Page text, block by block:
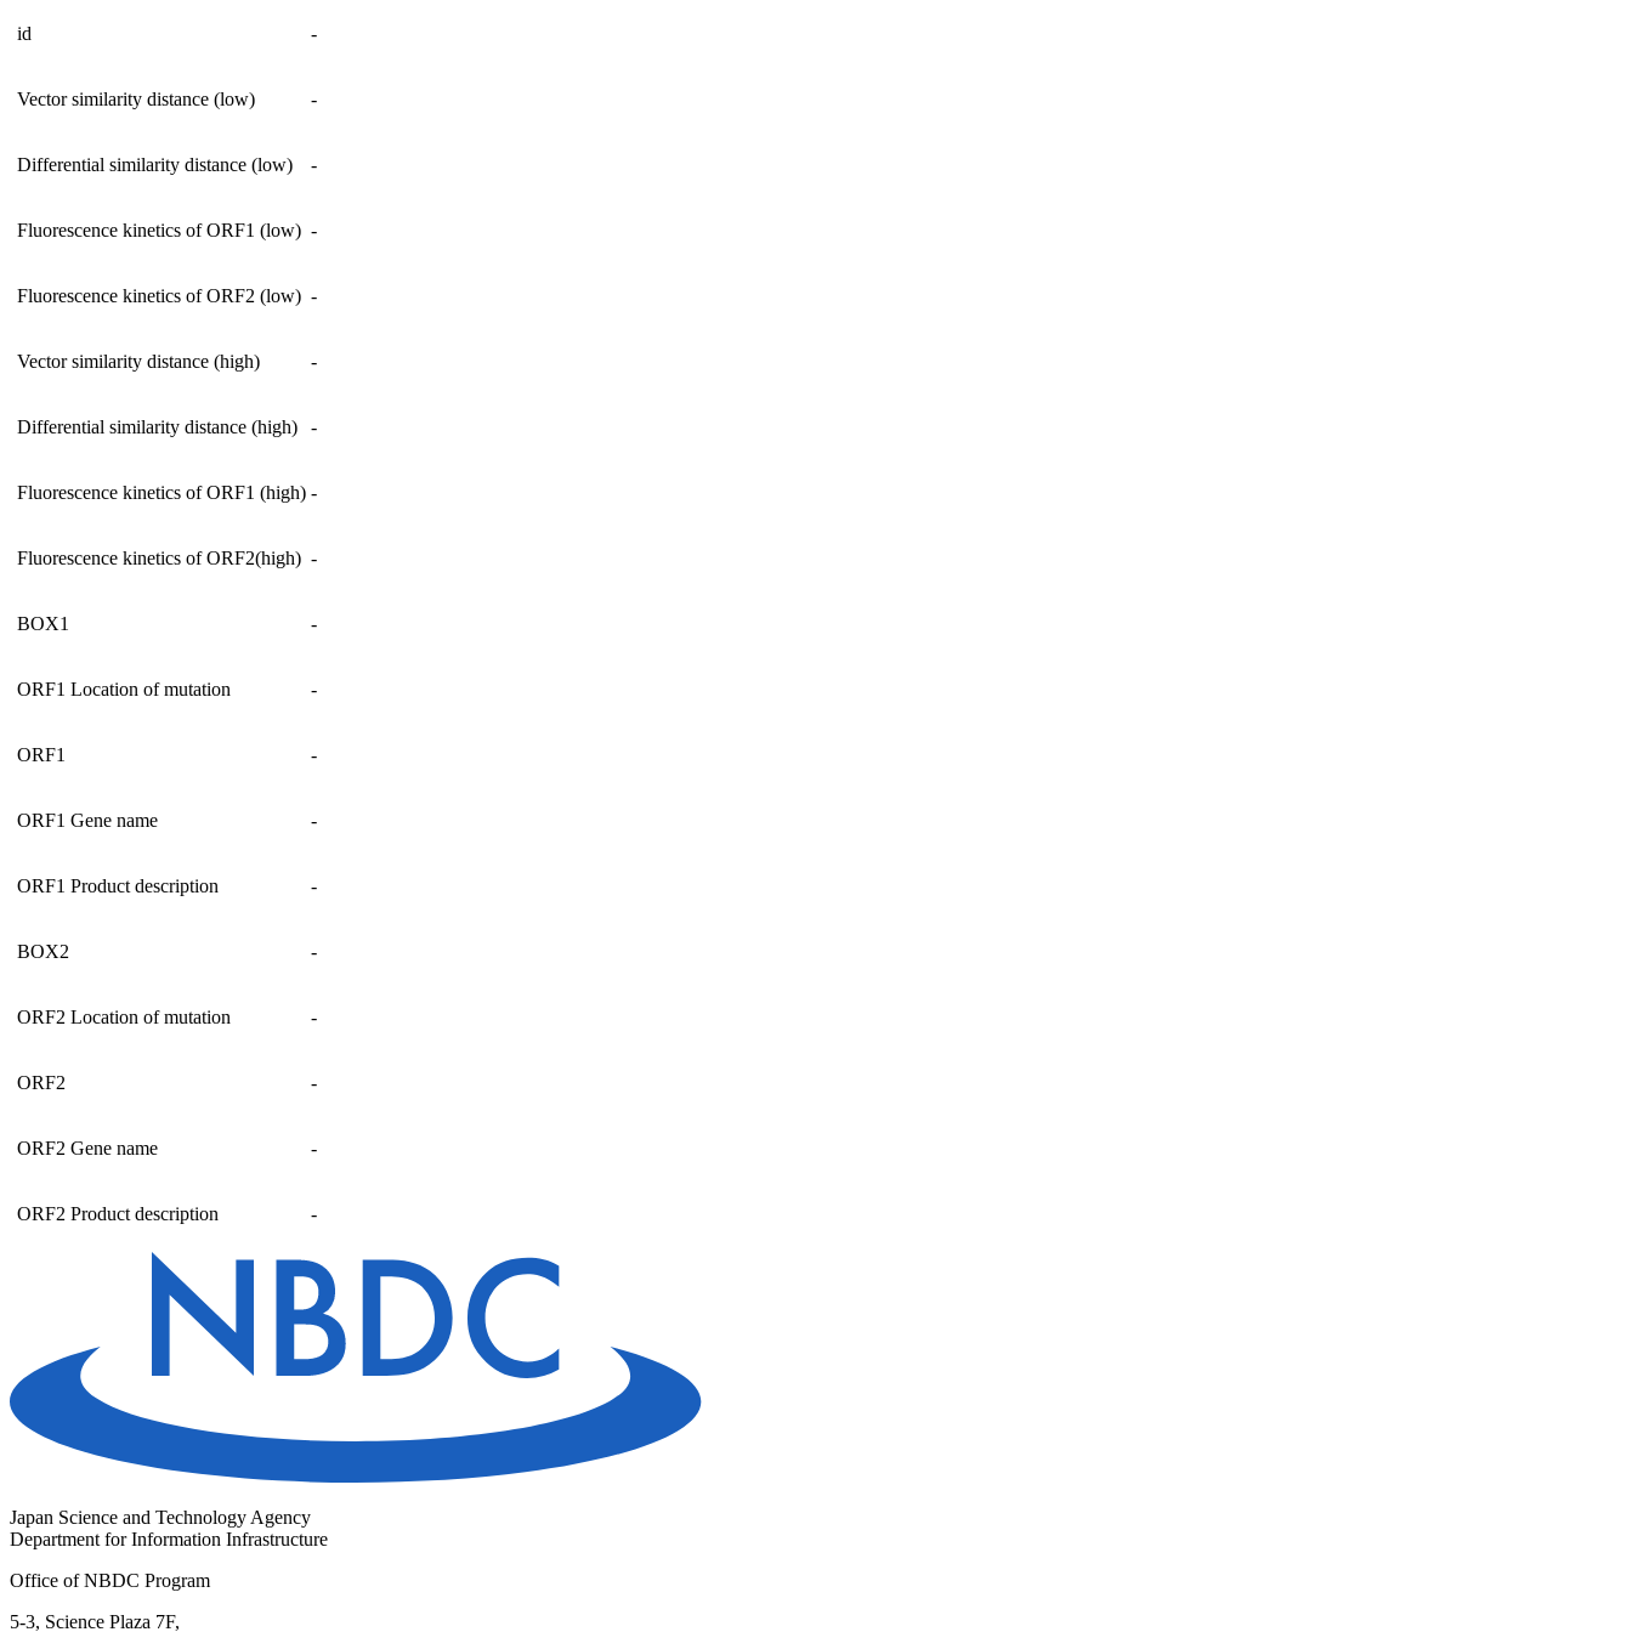
id -
Vector similarity distance (low) -
Differential similarity distance (low) -
Fluorescence kinetics of ORF1 (low) -
Fluorescence kinetics of ORF2 (low) -
Vector similarity distance (high) -
Differential similarity distance (high) -
Fluorescence kinetics of ORF1 (high) -
Fluorescence kinetics of ORF2(high) -
BOX1 -
ORF1 Location of mutation -
ORF1 -
ORF1 Gene name -
ORF1 Product description -
BOX2 -
ORF2 Location of mutation -
ORF2 -
ORF2 Gene name -
ORF2 Product description -
Japan Science and Technology Agency
Department for Information Infrastructure
Office of NBDC Program
5-3, Science Plaza 7F,